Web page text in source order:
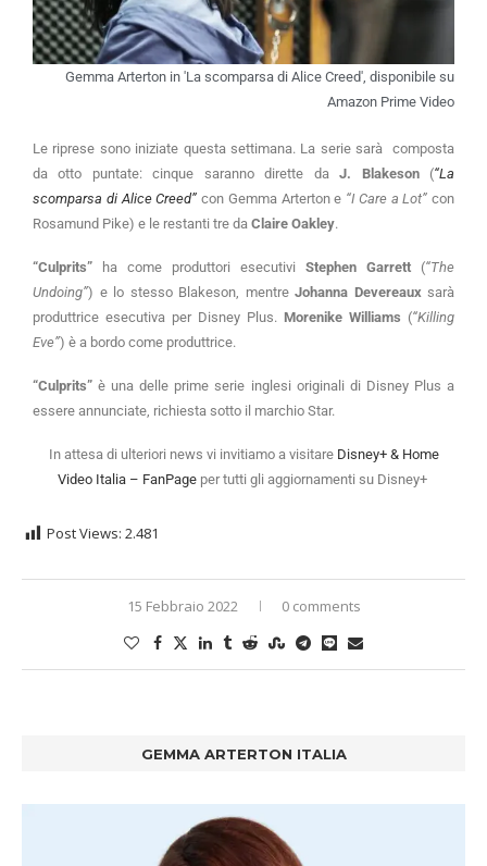
Gemma Arterton in 'La scomparsa di Alice Creed', disponibile su
Amazon Prime Video
Le riprese sono iniziate questa settimana. La serie sarà composta
da otto puntate: cinque saranno dirette daJ. Blakeson(“La
scomparsa di Alice Creed” con Gemma Arterton e “I Care a Lot” con
Rosamund Pike) e le restanti tre da Claire Oakley.
“Culprits” ha come produttori esecutivi Stephen Garrett (“The
Undoing”) e lo stesso Blakeson, mentre Johanna Devereauxsarà
produttrice esecutiva per Disney Plus. Morenike Williams (“Killing
Eve”) è a bordo come produttrice.
“Culprits” è una delle prime serie inglesi originali di Disney Plus a
essere annunciate, richiesta sotto il marchio Star.
In attesa di ulteriori news vi invitiamo a visitare Disney+ & Home
Video Italia – FanPageper tutti gli aggiornamenti su Disney+
Post Views: 2.481
15 Febbraio 2022 0 comments
GEMMA ARTERTON ITALIA